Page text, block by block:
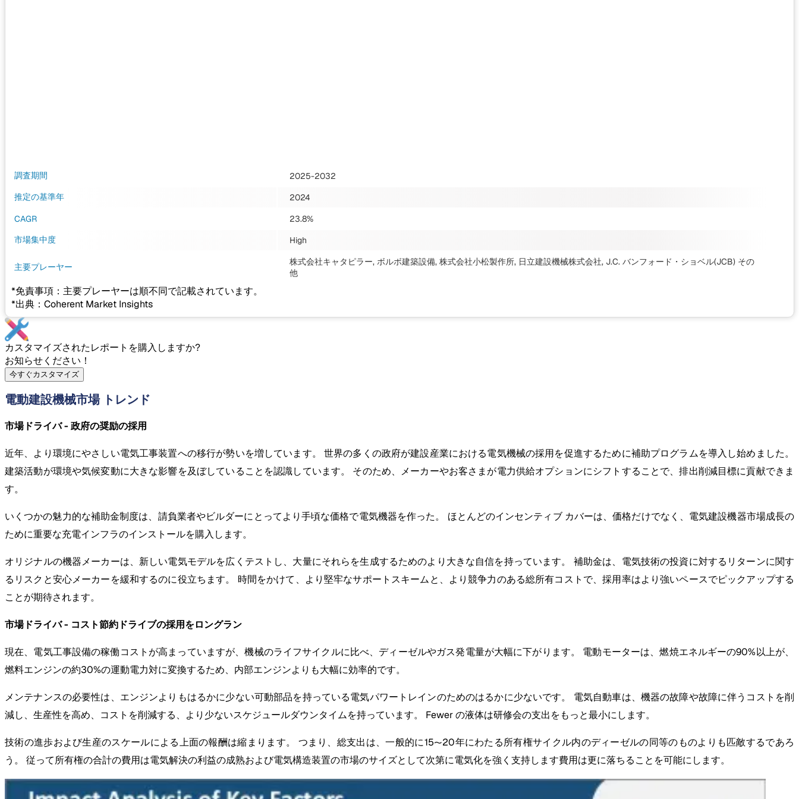
調査期間
2025-2032
推定の基準年
2024
CAGR
23.8%
市場集中度
High
主要プレーヤー 株式会社キャタピラー, ボルボ建築設備, 株式会社小松製作所, 日立建設機械株式会社, J.C. バンフォード・ショベル(JCB) その
他
*免責事項：主要プレーヤーは順不同で記載されています。
*出典：Coherent Market Insights
カスタマイズされたレポートを購入しますか?
お知らせください！
今すぐカスタマイズ
電動建設機械市場 トレンド
市場ドライバ - 政府の奨励の採用
近年、より環境にやさしい電気工事装置への移行が勢いを増しています。 世界の多くの政府が建設産業における電気機械の採用を促進するために補助プログラムを導入し始めました。
建築活動が環境や気候変動に大きな影響を及ぼしていることを認識しています。 そのため、メーカーやお客さまが電力供給オプションにシフトすることで、排出削減目標に貢献できま
す。
いくつかの魅力的な補助金制度は、請負業者やビルダーにとってより手頃な価格で電気機器を作った。 ほとんどのインセンティブ カバーは、価格だけでなく、電気建設機器市場成長の
ために重要な充電インフラのインストールを購入します。
オリジナルの機器メーカーは、新しい電気モデルを広くテストし、大量にそれらを生成するためのより大きな自信を持っています。 補助金は、電気技術の投資に対するリターンに関す
るリスクと安心メーカーを緩和するのに役立ちます。 時間をかけて、より堅牢なサポートスキームと、より競争力のある総所有コストで、採用率はより強いペースでピックアップする
ことが期待されます。
市場ドライバ - コスト節約ドライブの採用をロングラン
現在、電気工事設備の稼働コストが高まっていますが、機械のライフサイクルに比べ、ディーゼルやガス発電量が大幅に下がります。 電動モーターは、燃焼エネルギーの90%以上が、
燃料エンジンの約30%の運動電力対に変換するため、内部エンジンよりも大幅に効率的です。
メンテナンスの必要性は、エンジンよりもはるかに少ない可動部品を持っている電気パワートレインのためのはるかに少ないです。 電気自動車は、機器の故障や故障に伴うコストを削
減し、生産性を高め、コストを削減する、より少ないスケジュールダウンタイムを持っています。 Fewer の液体は研修会の支出をもっと最小にします。
技術の進歩および生産のスケールによる上面の報酬は縮まります。 つまり、総支出は、一般的に15〜20年にわたる所有権サイクル内のディーゼルの同等のものよりも匹敵するであろ
う。 従って所有権の合計の費用は電気解決の利益の成熟および電気構造装置の市場のサイズとして次第に電気化を強く支持します費用は更に落ちることを可能にします。